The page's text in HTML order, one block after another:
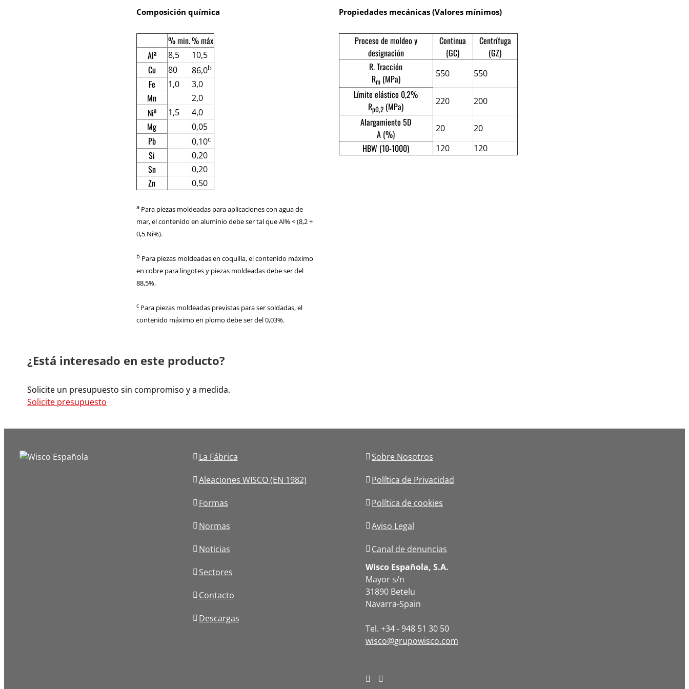
Composición química
% min.% máx
Ala 8,5 10,5
Cu 80 86,0b
Fe 1,0 3,0
Mn 2,0
Nia 1,5 4,0
Mg 0,05
Pb 0,10c
Si 0,20
Sn 0,20
Zn 0,50
aPara piezas moldeadas para aplicaciones con agua de
mar, el contenido en aluminio debe ser tal que Al% < (8,2 +
0,5 Ni%).
b Para piezas moldeadas en coquilla, el contenido máximo
en cobre para lingotes y piezas moldeadas debe ser del
88,5%.
cPara piezas moldeadas previstas para ser soldadas, el
contenido máximo en plomo debe ser del 0,03%.
Propiedades mecánicas (Valores mínimos)
Proceso de moldeo y
designación
Continua
(GC)
Centrífuga
(GZ)
R. Tracción
Rm(MPa) 550 550
Límite elástico 0,2%
Rp0,2 (MPa) 220 200
Alargamiento 5D
A (%)
20 20
HBW (10-1000) 120 120
¿Está interesado en este producto?
Solicite un presupuesto sin compromiso y a medida.
Solicite presupuesto
La Fábrica
Aleaciones WISCO (EN 1982)
Formas
Normas
Noticias
Sectores
Contacto
Descargas
Sobre Nosotros
Política de Privacidad
Política de cookies
Aviso Legal
Canal de denuncias
Wisco Española, S.A.
Mayor s/n
31890 Betelu
Navarra-Spain
Tel. +34 - 948 51 30 50
wisco@grupowisco.com